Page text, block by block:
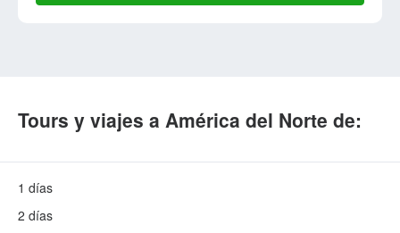
Tours y viajes a América del Norte de:
1 días
2 días